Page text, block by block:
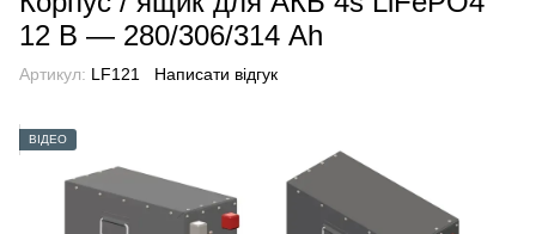
12 В — 280/306/314 Ah
Артикул: LF121 Написати відгук
ВІДЕО